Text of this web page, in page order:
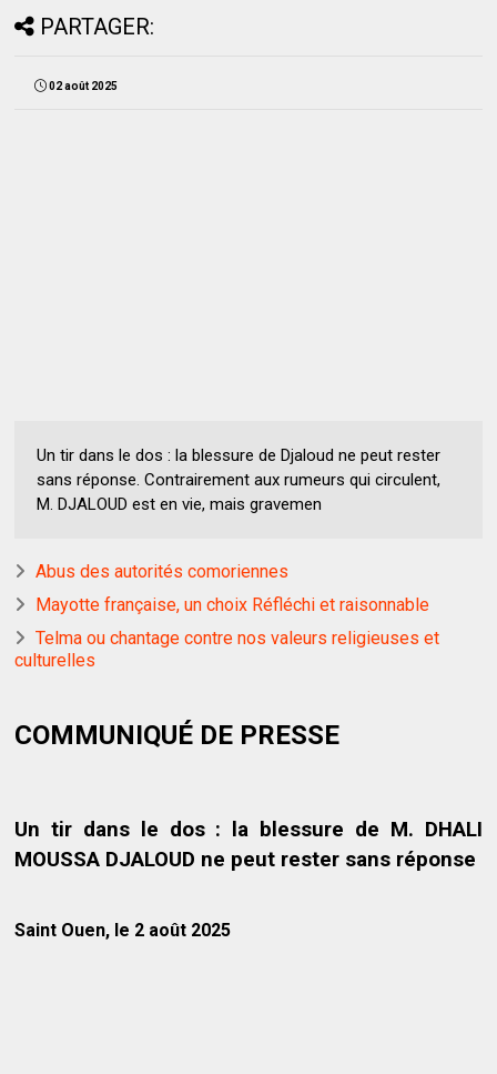
PARTAGER:
02 août 2025
Un tir dans le dos : la blessure de Djaloud ne peut rester
sans réponse. Contrairement aux rumeurs qui circulent,
M. DJALOUD est en vie, mais gravemen
Abus des autorités comoriennes
Mayotte française, un choix Réfléchi et raisonnable
Telma ou chantage contre nos valeurs religieuses et
culturelles
COMMUNIQUÉ DE PRESSE
Un tir dans le dos : la blessure de M. DHALI
MOUSSA DJALOUD ne peut rester sans réponse
Saint Ouen, le 2 août 2025